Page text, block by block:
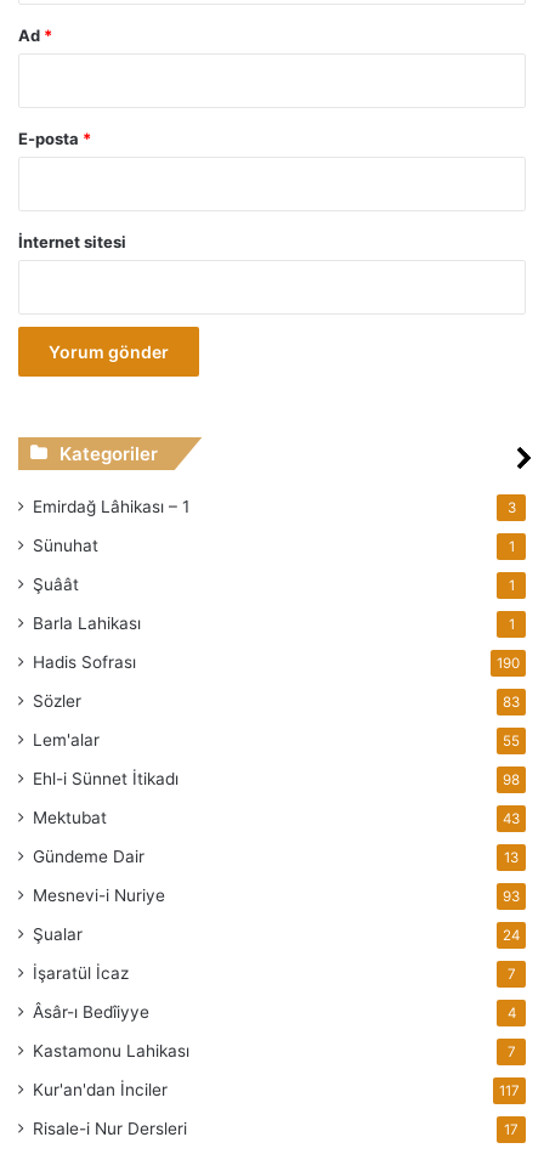
h
k
b
.
Ad *
E-posta *
İnternet sitesi
Kategoriler
Emirdağ Lâhikası – 1 3
Sünuhat 1
Şuâât 1
Barla Lahikası 1
Hadis Sofrası 190
Sözler 83
Lem'alar 55
Ehl-i Sünnet İtikadı 98
Mektubat 43
Gündeme Dair 13
Mesnevi-i Nuriye 93
Şualar 24
İşaratül İcaz 7
Âsâr-ı Bedîiyye 4
Kastamonu Lahikası 7
Kur'an'dan İnciler 117
Risale-i Nur Dersleri 17